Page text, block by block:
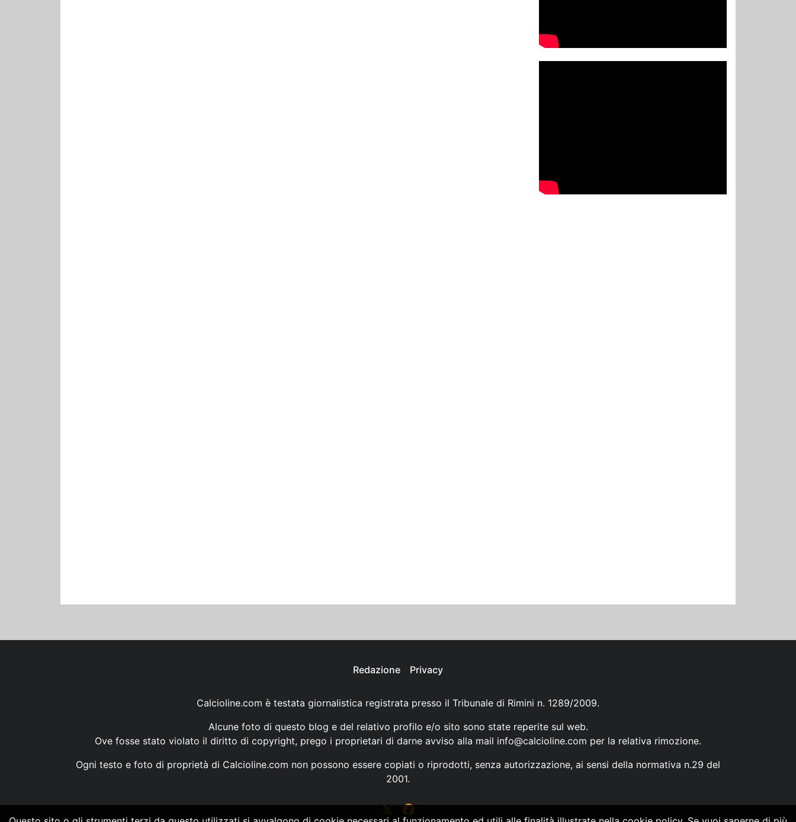
Redazione Privacy
Calcioline.com è testata giornalistica registrata presso il Tribunale di Rimini n. 1289/2009.
Alcune foto di questo blog e del relativo profilo e/o sito sono state reperite sul web.
Ove fosse stato violato il diritto di copyright, prego i proprietari di darne avviso alla mail info@calcioline.com per la relativa rimozione.
Ogni testo e foto di proprietà di Calcioline.com non possono essere copiati o riprodotti, senza autorizzazione, ai sensi della normativa n.29 del
2001.